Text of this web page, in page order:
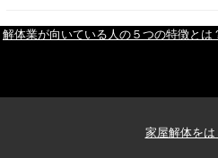
解体業が向いている人の５つの特徴とは
家屋解体を